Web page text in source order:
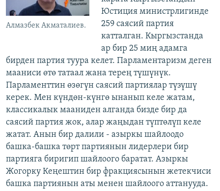
Алмазбек Акматалиев.
Юстиция министрлигинде
259 саясий партия
катталган. Кыргызстанда
ар бир 25 миң адамга
бирден партия туура келет. Парламентаризм деген
мааниси өтө татаал жана терең түшүнүк.
Парламенттин өзөгүн саясий партиялар түзүшү
керек. Мен күндөн-күнгө ынанып келе жатам,
классикалык мааниден алганда бизде бир да
саясий партия жок, алар жаңыдан түптөлүп келе
жатат. Анын бир далили - азыркы шайлоодо
башка-башка төрт партиянын лидерлери бир
партияга биригип шайлоого баратат. Азыркы
Жогорку Кеңештин бир фракциясынын жетекчиси
башка партиянын аты менен шайлоого аттанууда.